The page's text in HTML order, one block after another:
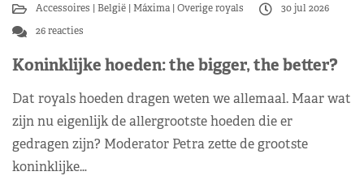
Accessoires België Máxima Overige royals
30 jul 2026
26 reacties
Koninklijke hoeden: the bigger, the better?
Dat royals hoeden dragen weten we allemaal. Maar wat
zijn nu eigenlijk de allergrootste hoeden die er
gedragen zijn? Moderator Petra zette de grootste
koninklijke…